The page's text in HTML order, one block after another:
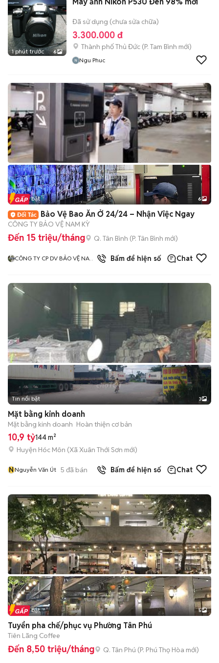
1 phút trước 6
Đã sử dụng (chưa sửa chữa)
3.300.000 đ
Thành phố Thủ Đức (P. Tam Bình mới)
Ngu Phuc
+2
Tin nổi bật 6
Bảo Vệ Bao Ăn Ở 24/24 – Nhận Việc Ngay
CÔNG TY BẢO VỆ NAM KỲ
Đến 15 triệu/tháng Q. Tân Bình (P. Tân Bình mới)
CÔNG TY CP DV BẢO VỆ NAM
3đã bán
Bấm để hiện số Chat
Tin nổi bật 3
Mặt bằng kinh doanh
Mặt bằng kinh doanh Hoàn thiện cơ bản
10,9 tỷ144 m²
Huyện Hóc Môn (Xã Xuân Thới Sơn mới)
NNguyễn Văn Út 5 đã bán Bấm để hiện số Chat
Tin nổi bật 5
Tuyển pha chế/phục vụ Phường Tân Phú
Tiên Lãng Coffee
Đến 8,50 triệu/tháng Q. Tân Phú (P. Phú Thọ Hòa mới)